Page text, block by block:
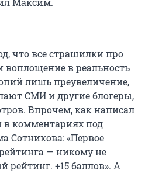
что все страшилки про
в реальность
лишь преувеличение,
СМИ и другие блогеры,
Впрочем, как написал
в комментариях под
Сотникова: «Первое
— никому не
рейтинг. +15 баллов». А